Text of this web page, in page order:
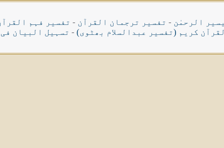
الرحمٰن - تفسیر ترجمان القرآن - تفسیر فہم
کریم (تفسیر عبدالسلام بھٹوی) - تسہیل البیان